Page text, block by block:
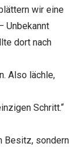
wir eine
Unbekannt
dort nach
Also lächle,
Schritt.“
Besitz, sondern